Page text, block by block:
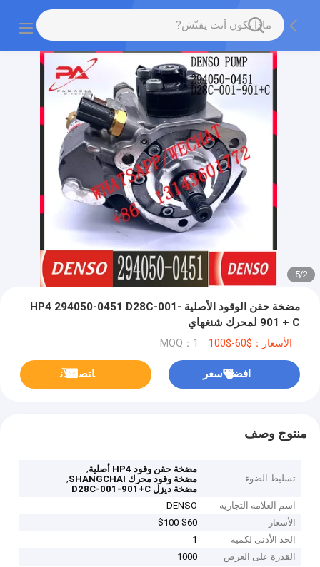
2
/
5
مضخة حقن الوقود الأصلية HP4 294050-0451 D28C-001-
901 + C لمحرك شنغهاي
الأسعار：$60-$100 MOQ：1
افضل سعر ﺎﺘﺼﻟ ﺍﻶﻧ
منتوج وصف
تسليط الضوء
مضخة حقن وقود HP4 أصلية
,
مضخة وقود محرك SHANGCHAI
,
مضخة ديزل D28C-001-901+C
اسم العلامة التجارية
DENSO
الأسعار
$60-$100
الحد الأدنى لكمية
1
القدرة على العرض
1000